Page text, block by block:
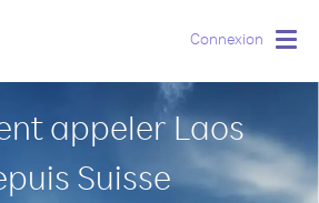
Connexion
appeler Laos
Suisse